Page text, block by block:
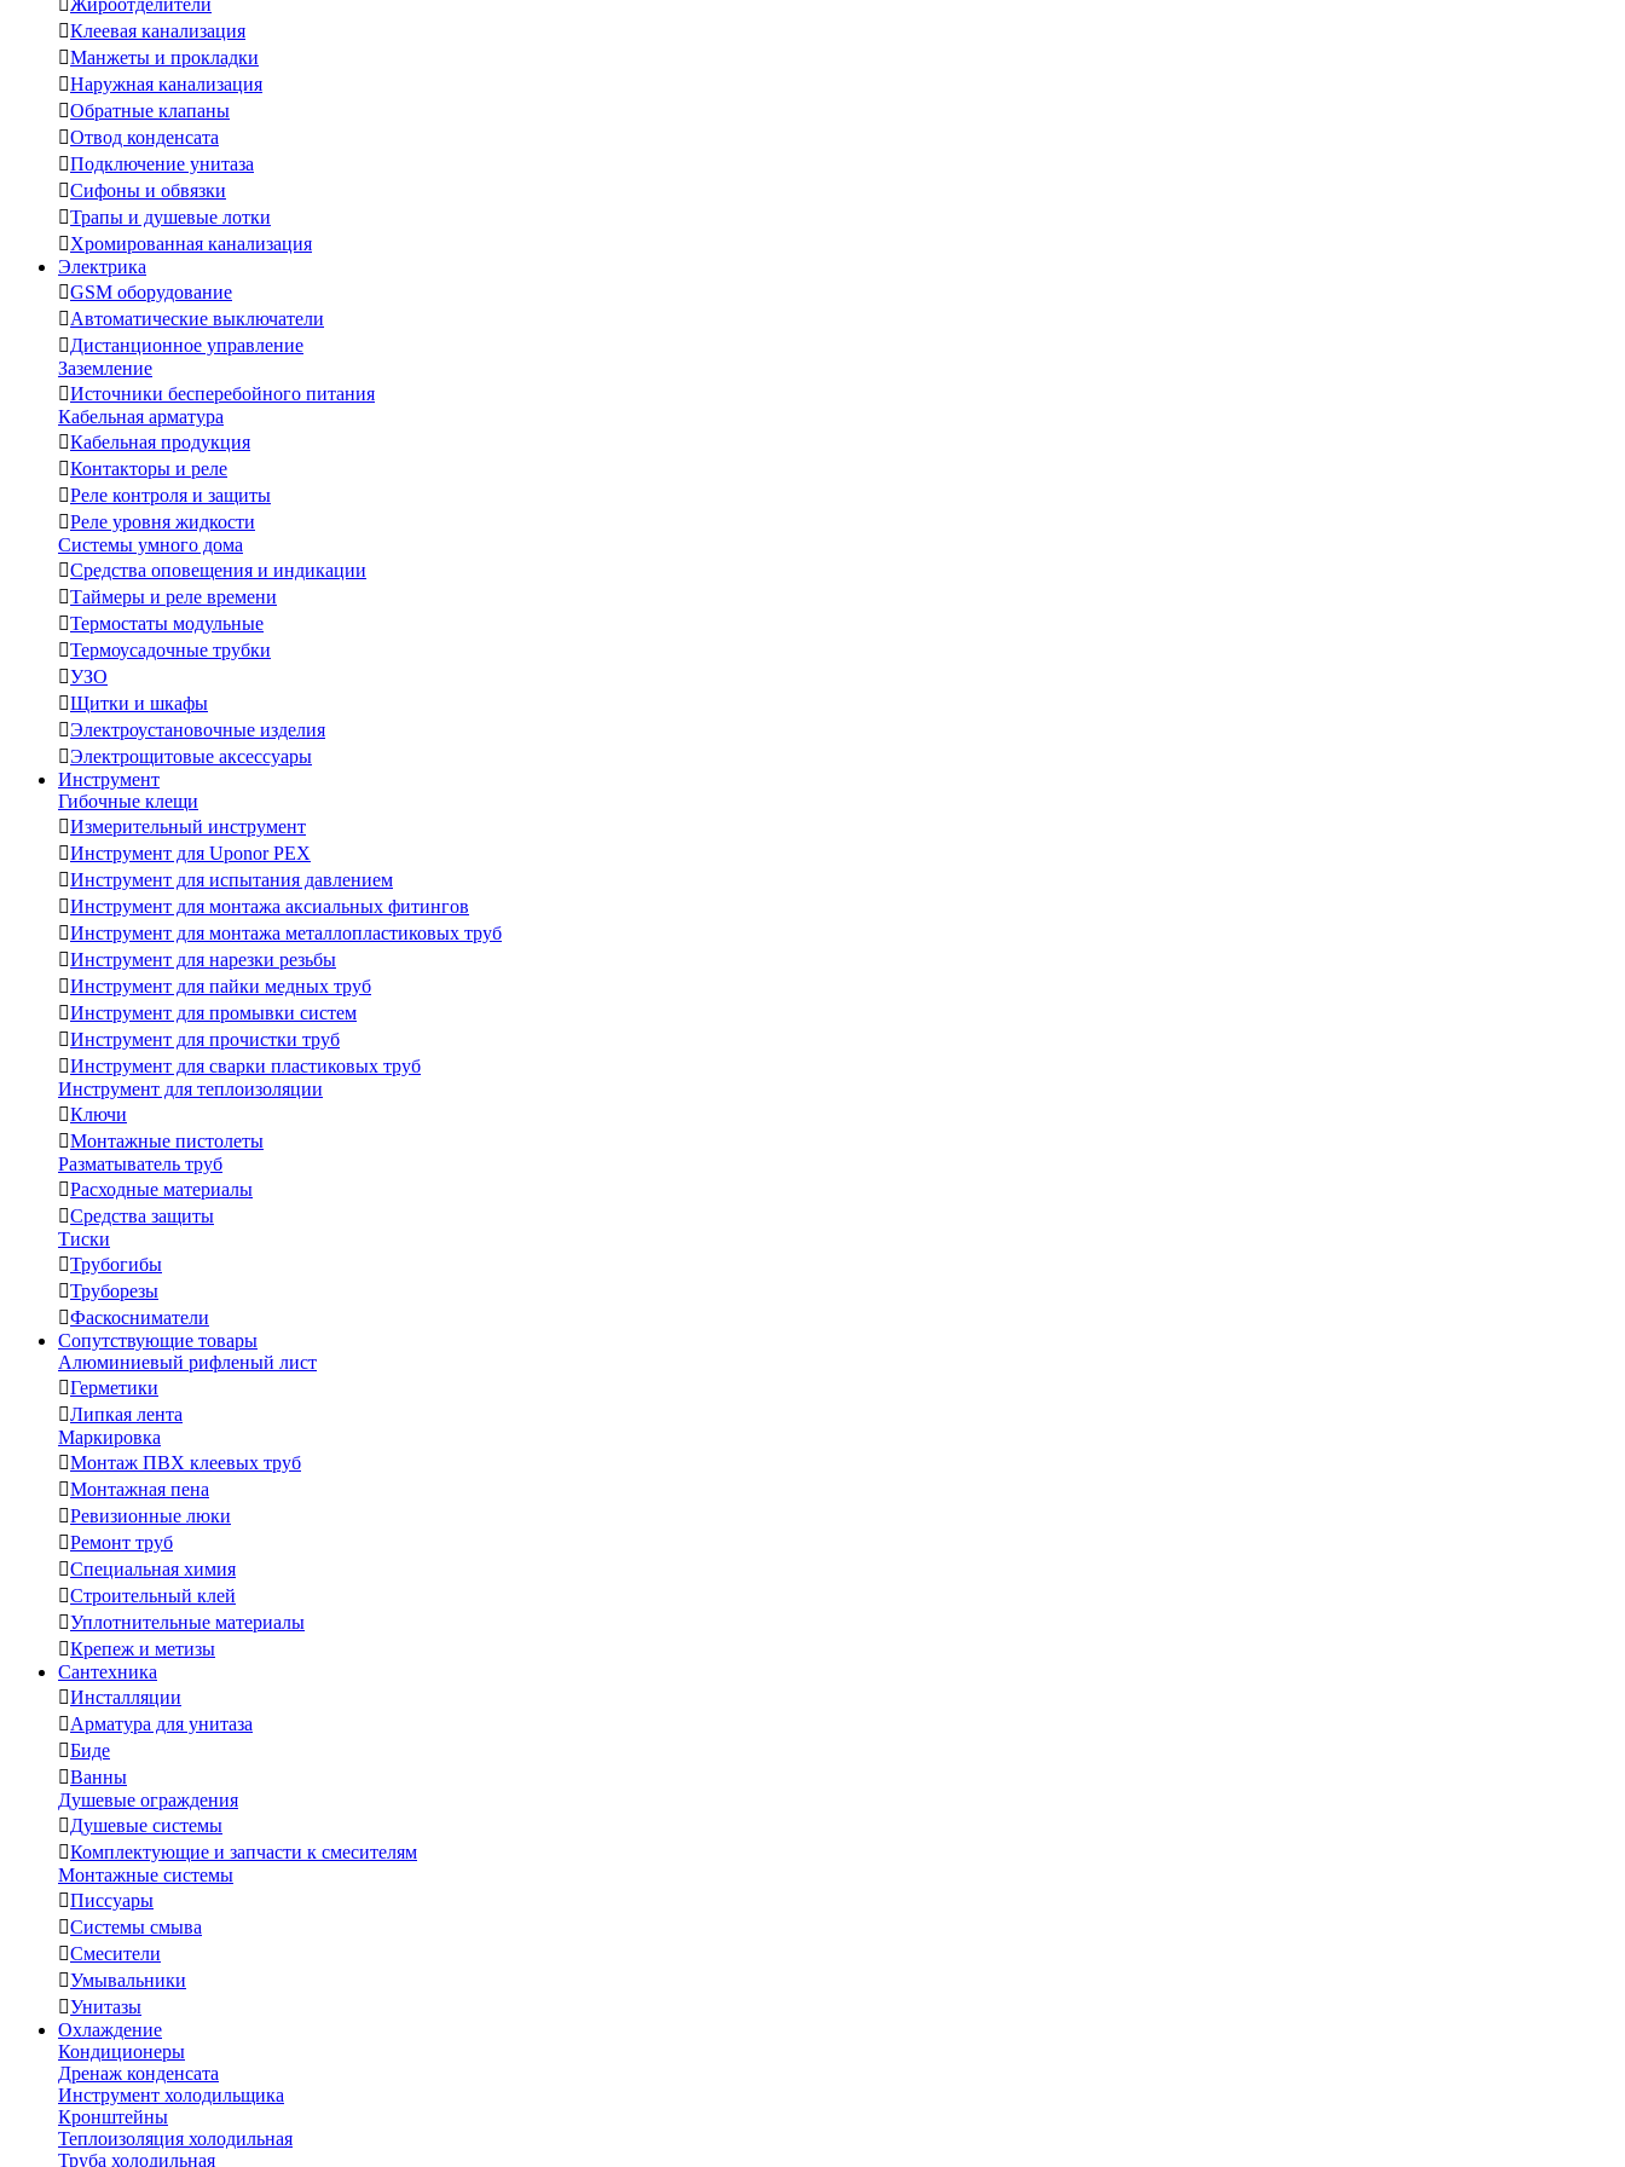
Жироотделители
Клеевая канализация
Манжеты и прокладки
Наружная канализация
Обратные клапаны
Отвод конденсата
Подключение унитаза
Сифоны и обвязки
Трапы и душевые лотки
Хромированная канализация
Электрика
GSM оборудование
Автоматические выключатели
Дистанционное управление
Заземление
Источники бесперебойного питания
Кабельная арматура
Кабельная продукция
Контакторы и реле
Реле контроля и защиты
Реле уровня жидкости
Системы умного дома
Средства оповещения и индикации
Таймеры и реле времени
Термостаты модульные
Термоусадочные трубки
УЗО
Щитки и шкафы
Электроустановочные изделия
Электрощитовые аксессуары
Инструмент
Гибочные клещи
Измерительный инструмент
Инструмент для Uponor PEX
Инструмент для испытания давлением
Инструмент для монтажа аксиальных фитингов
Инструмент для монтажа металлопластиковых труб
Инструмент для нарезки резьбы
Инструмент для пайки медных труб
Инструмент для промывки систем
Инструмент для прочистки труб
Инструмент для сварки пластиковых труб
Инструмент для теплоизоляции
Ключи
Монтажные пистолеты
Разматыватель труб
Расходные материалы
Средства защиты
Тиски
Трубогибы
Труборезы
Фаскосниматели
Сопутствующие товары
Алюминиевый рифленый лист
Герметики
Липкая лента
Маркировка
Монтаж ПВХ клеевых труб
Монтажная пена
Ревизионные люки
Ремонт труб
Специальная химия
Строительный клей
Уплотнительные материалы
Крепеж и метизы
Сантехника
Инсталляции
Арматура для унитаза
Биде
Ванны
Душевые ограждения
Душевые системы
Комплектующие и запчасти к смесителям
Монтажные системы
Писсуары
Системы смыва
Смесители
Умывальники
Унитазы
Охлаждение
Кондиционеры
Дренаж конденсата
Инструмент холодильщика
Кронштейны
Теплоизоляция холодильная
Труба холодильная